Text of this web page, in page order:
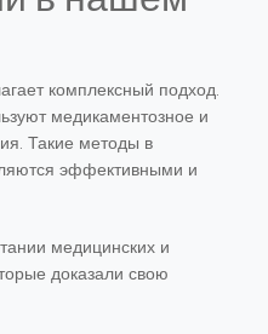
комплексный подход.
медикаментозное и
Такие методы в
эффективными и
медицинских и
доказали свою